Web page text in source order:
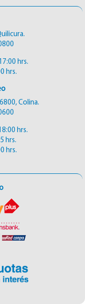
hrs.
hrs.
Colina.
hrs.
hrs.
hrs.